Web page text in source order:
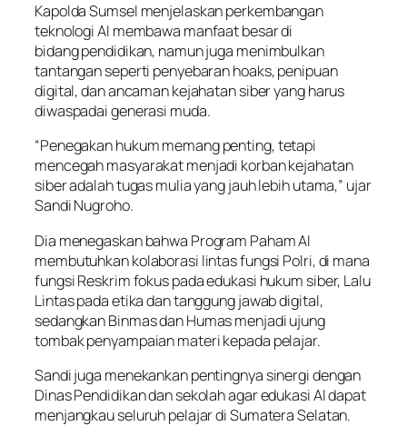
Kapolda Sumsel menjelaskan perkembangan
teknologi AI membawa manfaat besar di
bidang pendidikan, namun juga menimbulkan
tantangan seperti penyebaran hoaks, penipuan
digital, dan ancaman kejahatan siber yang harus
diwaspadai generasi muda.
“Penegakan hukum memang penting, tetapi
mencegah masyarakat menjadi korban kejahatan
siber adalah tugas mulia yang jauh lebih utama,” ujar
Sandi Nugroho.
Dia menegaskan bahwa Program Paham AI
membutuhkan kolaborasi lintas fungsi Polri, di mana
fungsi Reskrim fokus pada edukasi hukum siber, Lalu
Lintas pada etika dan tanggung jawab digital,
sedangkan Binmas dan Humas menjadi ujung
tombak penyampaian materi kepada pelajar.
Sandi juga menekankan pentingnya sinergi dengan
Dinas Pendidikan dan sekolah agar edukasi AI dapat
menjangkau seluruh pelajar di Sumatera Selatan.